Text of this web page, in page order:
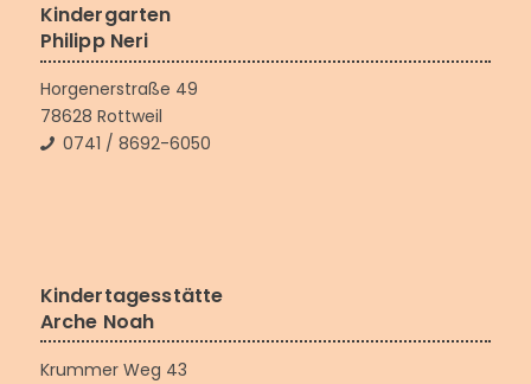
Kindergarten
Philipp Neri
Horgenerstraße 49
78628 Rottweil
0741 / 8692-6050
Kindertagesstätte
Arche Noah
Krummer Weg 43